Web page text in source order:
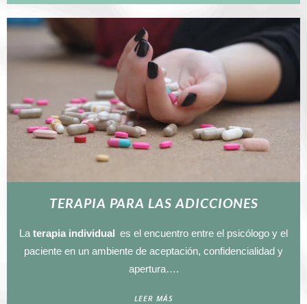
TERAPIA PARA LAS ADICCIONES
La terapia individual es el encuentro entre el psicólogo y el
paciente en un ambiente de aceptación, confidencialidad y
apertura….
LEER MÁS